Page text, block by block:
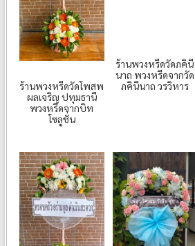
ร้านพวงหรีดวัดโพสพ
ผลเจริญ ปทุมธานี
พวงหรีดจากบิท
โซลูชั่น
ร้านพวงหรีดวัดภคินี
นาถ พวงหรีดจากวัด
ภคินีนาถ วรวิหาร